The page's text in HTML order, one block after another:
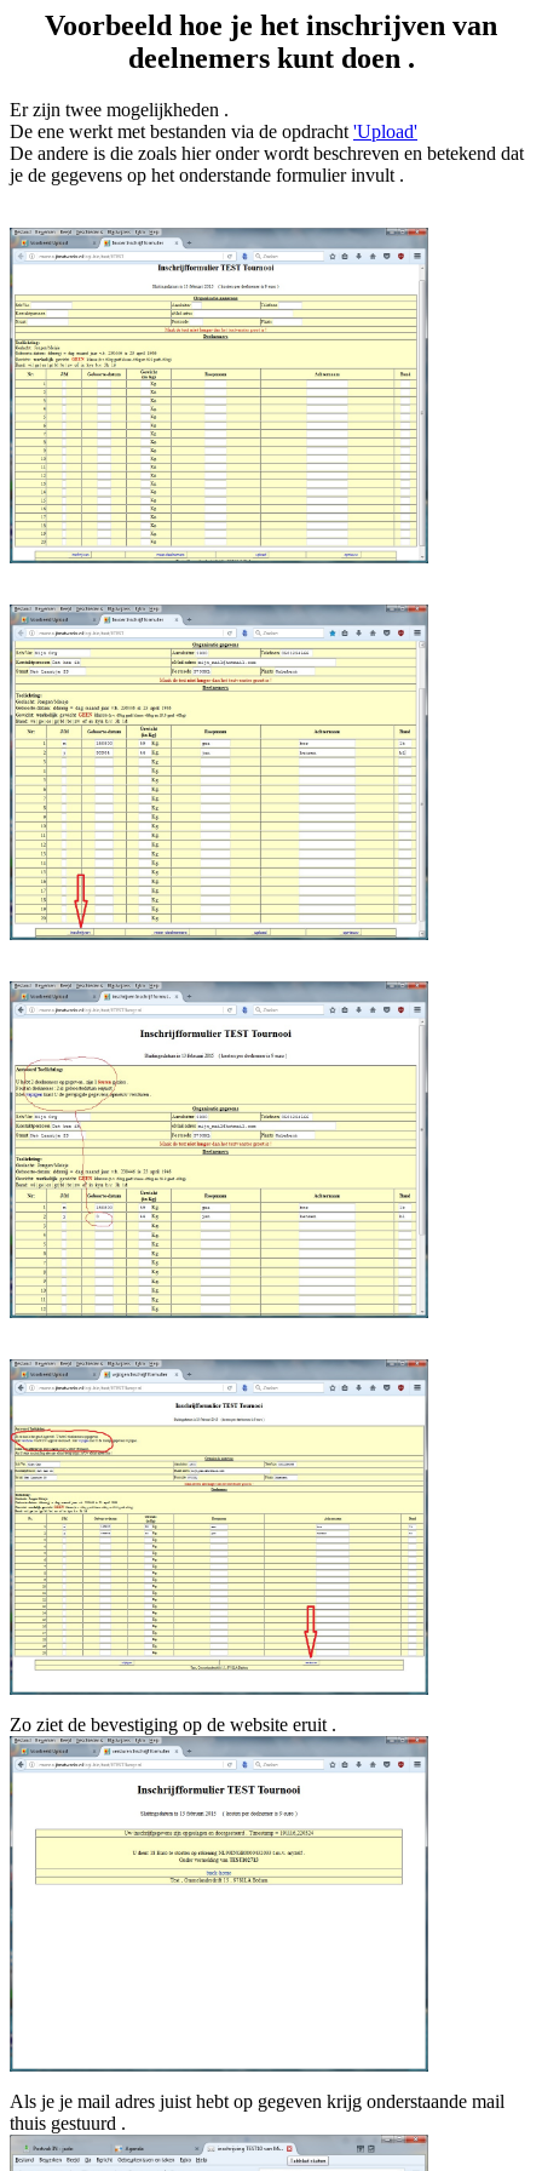
Voorbeeld hoe je het inschrijven van
deelnemers kunt doen .
Er zijn twee mogelijkheden .
De ene werkt met bestanden via de opdracht 'Upload'
De andere is die zoals hier onder wordt beschreven en betekend dat
je de gegevens op het onderstande formulier invult .
Zo ziet de bevestiging op de website eruit .
Als je je mail adres juist hebt op gegeven krijg onderstaande mail
thuis gestuurd .